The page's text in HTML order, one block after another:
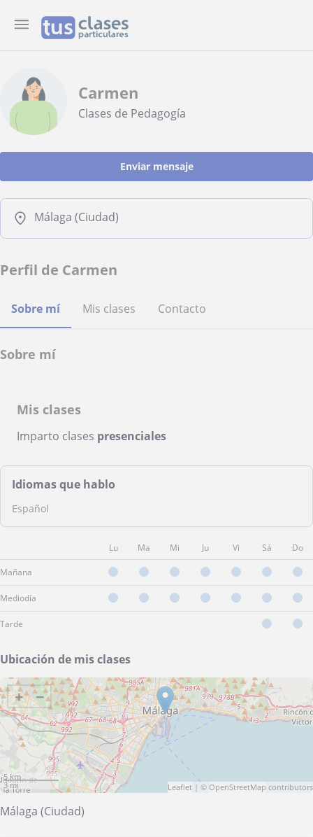
Carmen
Clases de Pedagogía
Enviar mensaje
Málaga (Ciudad)
Perfil de Carmen
Sobre mí Mis clases Contacto
Sobre mí
Mis clases
Imparto clases presenciales
Idiomas que hablo
Español
Lu Ma Mi Ju Vi Sá Do
Mañana
Mediodía
Tarde
Ubicación de mis clases
+ −
5 km
3 mi
Leaflet | © OpenStreetMap contributors
Málaga (Ciudad)